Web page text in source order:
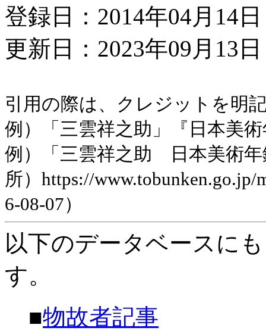
登録日：2014年04月14日
更新日：2023年09月13
引用の際は、クレジットを明
例）「三雲祥之助」『日本美
例）「三雲祥之助 日本美術年
所）https://
6-08-07）
以下のデータベースに
す。
■物故者記事